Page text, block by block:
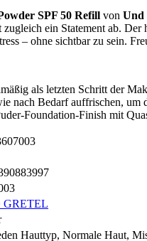
SPF 50 Refill von Und
ein Statement ab.
– ohne sichtbar zu sein.
als letzten Schritt der
nach Bedarf auffrischen, um
Foundation-Finish mit
GRETEL
Hauttyp, Normale Haut,